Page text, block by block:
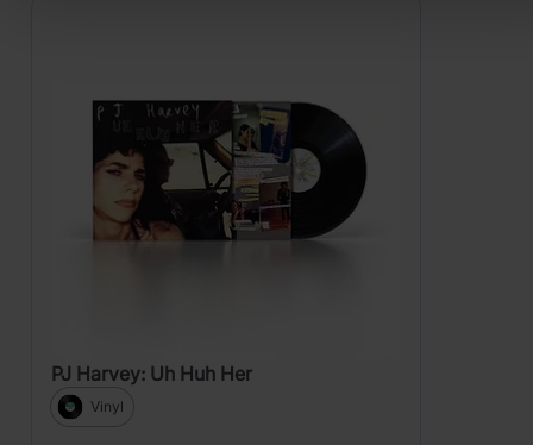
PJ Harvey: Uh Huh Her
Vinyl